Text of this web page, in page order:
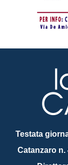
Testata
Catanzaro n.